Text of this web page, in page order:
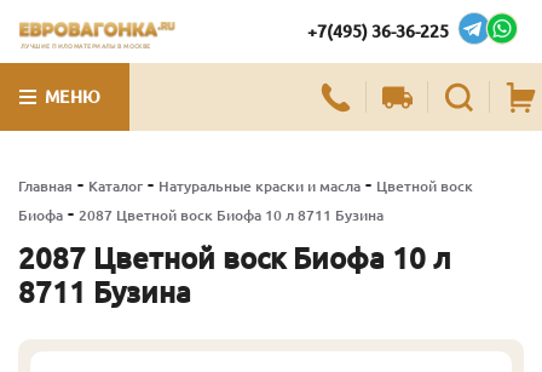
ЛУЧШИЕ ПИЛОМАТЕРИАЛЫ В МОСКВЕ
+7(495) 36-36-225
МЕНЮ
Главная - Каталог - Натуральные краски и масла - Цветной воск
Биофа - 2087 Цветной воск Биофа 10 л 8711 Бузина
2087 Цветной воск Биофа 10 л
8711 Бузина